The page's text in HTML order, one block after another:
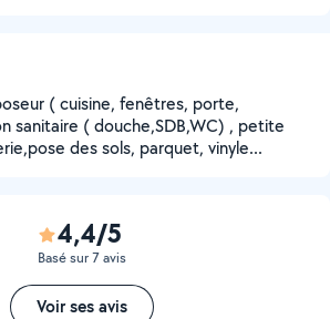
( cuisine, fenêtres, porte,
sanitaire ( douche,SDB,WC) , petite
des sols, parquet, vinyle...
4,4/5
Basé sur 7 avis
Voir ses avis